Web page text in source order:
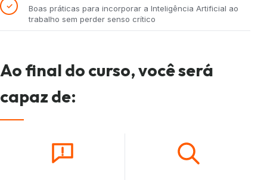
✓
Boas práticas para incorporar a Inteligência Artificial ao
trabalho sem perder senso crítico
Ao final do curso, você será
capaz de: